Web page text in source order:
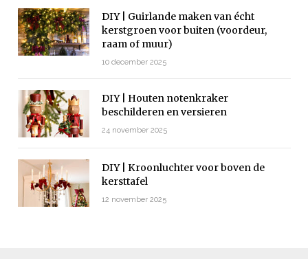
DIY | Guirlande maken van écht
kerstgroen voor buiten (voordeur,
raam of muur)
10 december 2025
DIY | Houten notenkraker
beschilderen en versieren
24 november 2025
DIY | Kroonluchter voor boven de
kersttafel
12 november 2025